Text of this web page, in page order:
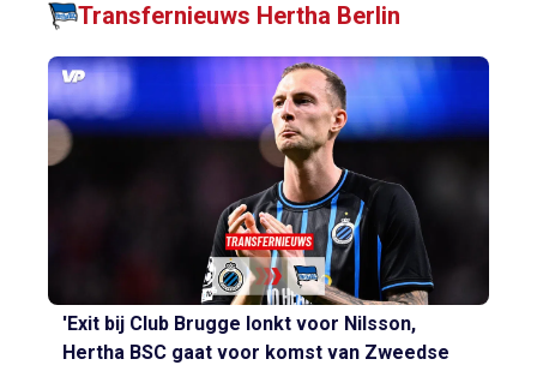
Transfernieuws Hertha Berlin
'Exit bij Club Brugge lonkt voor Nilsson,
Hertha BSC gaat voor komst van Zweedse